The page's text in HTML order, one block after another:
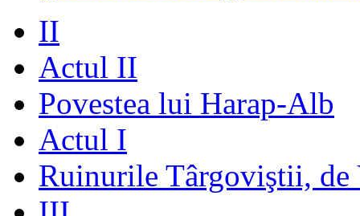
II
Actul II
Povestea lui Harap-Alb
Actul I
Ruinurile Târgoviştii, de